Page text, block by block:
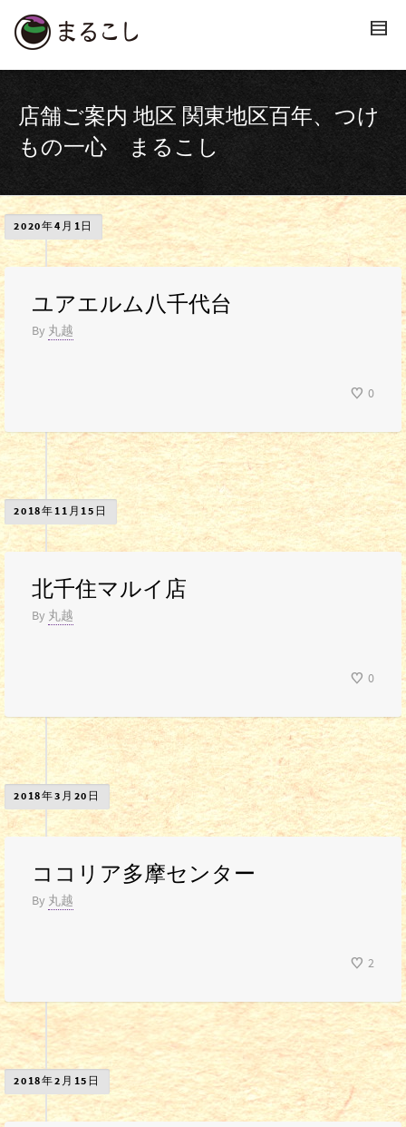
店舗ご案内 地区 関東地区百年、つけ
もの一心 まるこし
2020年4月1日
ユアエルム八千代台
By 丸越
0
2018年11月15日
北千住マルイ店
By 丸越
0
2018年3月20日
ココリア多摩センター
By 丸越
2
2018年2月15日